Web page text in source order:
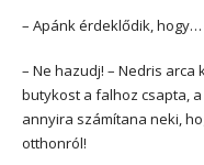
– Apánk érdeklődik, hogy…
– Ne hazudj! – Nedris
butykost a falhoz csapta,
annyira számítana neki,
otthonról!